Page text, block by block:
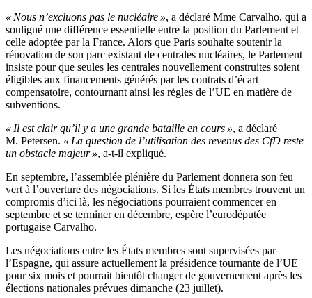
« Nous n’excluons pas le nucléaire », a déclaré Mme Carvalho, qui a
souligné une différence essentielle entre la position du Parlement et
celle adoptée par la France. Alors que Paris souhaite soutenir la
rénovation de son parc existant de centrales nucléaires, le Parlement
insiste pour que seules les centrales nouvellement construites soient
éligibles aux financements générés par les contrats d’écart
compensatoire, contournant ainsi les règles de l’UE en matière de
subventions.
« Il est clair qu’il y a une grande bataille en cours », a déclaré
M. Petersen. « La question de l’utilisation des revenus des CfD reste
un obstacle majeur », a-t-il expliqué.
En septembre, l’assemblée plénière du Parlement donnera son feu
vert à l’ouverture des négociations. Si les États membres trouvent un
compromis d’ici là, les négociations pourraient commencer en
septembre et se terminer en décembre, espère l’eurodéputée
portugaise Carvalho.
Les négociations entre les États membres sont supervisées par
l’Espagne, qui assure actuellement la présidence tournante de l’UE
pour six mois et pourrait bientôt changer de gouvernement après les
élections nationales prévues dimanche (23 juillet).